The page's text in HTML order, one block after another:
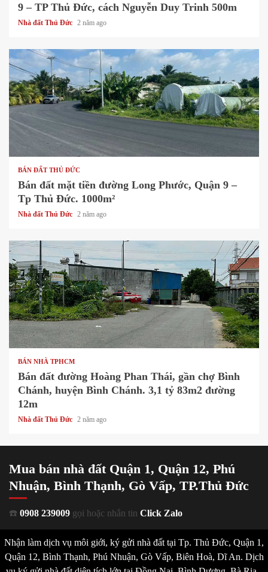
9 – TP Thủ Đức, cách Nguyễn Duy Trinh 500m
Nhà đất Thủ Đức 2 năm ago
1 min read
BÁN ĐẤT THỦ ĐỨC
Bán đất mặt tiền đường Long Phước, Quận 9 –
Tp Thủ Đức. 1000m²
Nhà đất Thủ Đức 2 năm ago
1 min read
BÁN NHÀ TPHCM
Bán đất đường Hoàng Phan Thái, gần chợ Bình
Chánh, huyện Bình Chánh. 3,1 tỷ 83m2 đường
12m
Nhà đất Thủ Đức 2 năm ago
Mua bán nhà đất Quận 1, Quận 12, Phú
Nhuận, Bình Thạnh, Gò Vấp, TP.Thủ Đức
☎️ 0908 239009 gọi hoặc nhắn tin Click Zalo
Nhận làm dịch vụ môi giới, ký gửi nhà đất tại Tp. Thủ Đức, Quận 1,
Quận 12, Bình Thạnh, Phú Nhuận, Gò Vấp, Biên Hoà, Dĩ An. Dịch